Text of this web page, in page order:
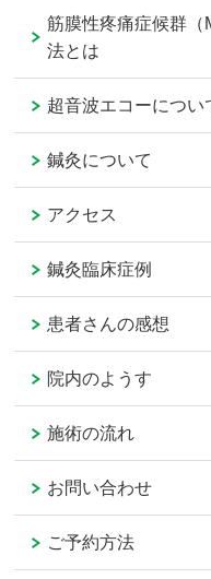
筋膜性疼痛症候群（
法とは
超音波エコーについ
鍼灸について
アクセス
鍼灸臨床症例
患者さんの感想
院内のようす
施術の流れ
お問い合わせ
ご予約方法